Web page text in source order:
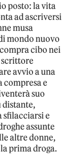
posto: la vita
ad ascriversi
musa
mondo nuovo
cibo nei
scrittore
avvio a una
compresa e
suo
distante,
sfilacciarsi e
assunte
altre donne,
prima droga.